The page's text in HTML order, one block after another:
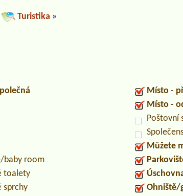
Turistika »
baby room
toalety
sprchy
Místo -
Místo -
Poštovní
Můžete
Ohniště/